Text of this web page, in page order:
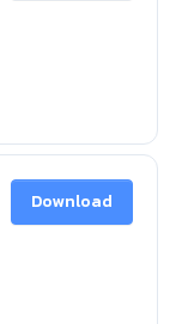
Download